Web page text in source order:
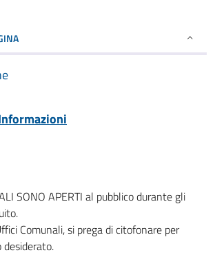
SONO APERTI al pubblico durante gli
Comunali, si prega di citofonare per